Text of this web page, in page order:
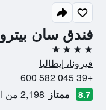
فندق سان بيترو
4 نجوم
فيرونا، إيطاليا
+39 045 582 600
8.7 ممتاز 2,198 من التقييمات تم التحقق منها